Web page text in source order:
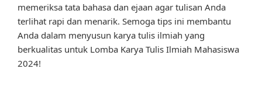
memeriksa tata bahasa dan ejaan agar tulisan Anda
terlihat rapi dan menarik. Semoga tips ini membantu
Anda dalam menyusun karya tulis ilmiah yang
berkualitas untuk Lomba Karya Tulis Ilmiah Mahasiswa
2024!